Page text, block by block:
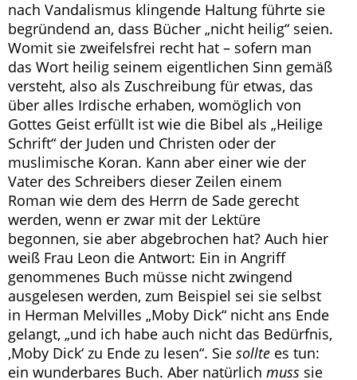
nach Vandalismus klingende Haltung führte sie
begründend an, dass Bücher „nicht heilig“ seien.
Womit sie zweifelsfrei recht hat – sofern man
das Wort heilig seinem eigentlichen Sinn gemäß
versteht, also als Zuschreibung für etwas, das
über alles Irdische erhaben, womöglich von
Gottes Geist erfüllt ist wie die Bibel als „Heilige
Schrift“ der Juden und Christen oder der
muslimische Koran. Kann aber einer wie der
Vater des Schreibers dieser Zeilen einem
Roman wie dem des Herrn de Sade gerecht
werden, wenn er zwar mit der Lektüre
begonnen, sie aber abgebrochen hat? Auch hier
weiß Frau Leon die Antwort: Ein in Angriff
genommenes Buch müsse nicht zwingend
ausgelesen werden, zum Beispiel sei sie selbst
in Herman Melvilles „Moby Dick“ nicht ans Ende
gelangt, „und ich habe auch nicht das Bedürfnis,
‚Moby Dick‘ zu Ende zu lesen“. Sie sollte es tun:
ein wunderbares Buch. Aber natürlich muss sie